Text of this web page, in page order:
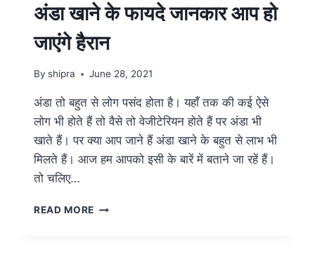
अंडा खाने के फायदे जानकार आप हो
जाएंगे हैरान
By shipra June 28, 2021
अंडा तो बहुत से लोग पसंद होता है। यहाँ तक की कई ऐसे
लोग भी होते हैं तो वैसे तो वेजीटेरियन होते हैं पर अंडा भी
खाते हैं। पर क्या आप जाने हैं अंडा खाने के बहुत से लाभ भी
मिलते हैं। आज हम आपको इसी के बारें में बताने जा रहें हैं।
तो चलिए…
READ MORE